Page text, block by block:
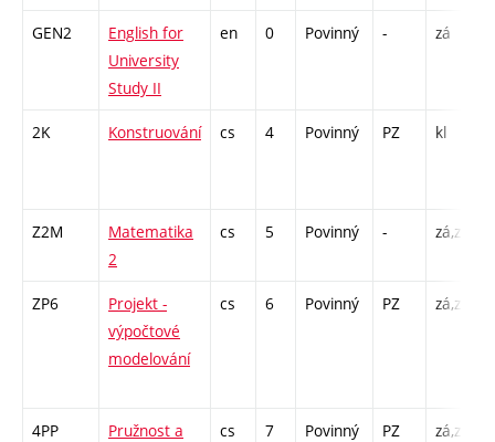
GEN2
English for
University
Study II
en 0 Povinný - zá
2K Konstruování cs 4 Povinný PZ kl
Z2M
Matematika
2
cs 5 Povinný - zá,zk
ZP6
Projekt -
výpočtové
modelování
cs 6 Povinný PZ zá,zk
4PP
Pružnost a
cs
7 Povinný PZ zá,zk